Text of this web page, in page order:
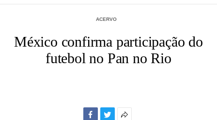
ACERVO
México confirma participação do
futebol no Pan no Rio